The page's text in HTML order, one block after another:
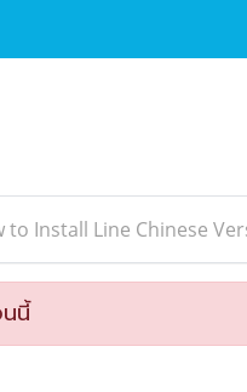
to Install Line Chinese
นี้